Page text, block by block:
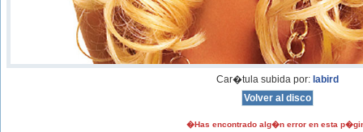
Car�tula subida por: labird
�Has encontrado alg�n error en esta